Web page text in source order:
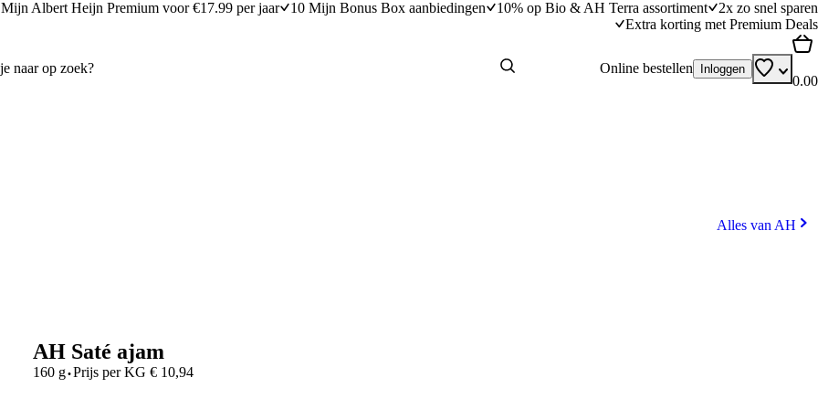
Mijn Albert Heijn Premium voor €17.99 per jaar 10 Mijn Bonus Box aanbiedingen 10% op Bio & AH Terra assortiment
2x zo snel sparen
Extra korting met Premium Deals
Online bestellen Inloggen
0.00
Alles van AH
AH Saté ajam
160 g·Prijs per KG € 10,94